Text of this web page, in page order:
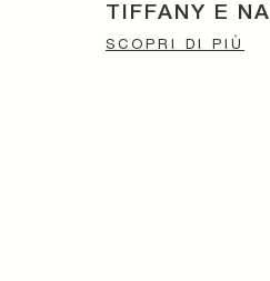
TIFFANY E
SCOPRI DI PIÙ